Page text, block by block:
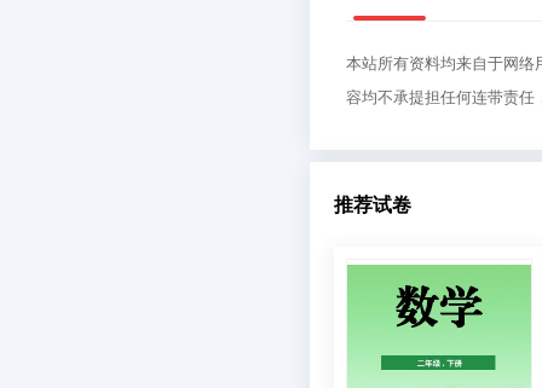
本站所有资料均来自于网
容均不承提担任何连带责
推荐试卷